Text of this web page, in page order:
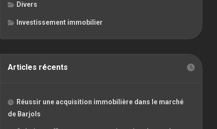
Divers
Investissement immobilier
Articles récents
Réussir une acquisition immobilière dans le marché
de Barjols